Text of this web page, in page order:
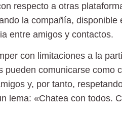
respecto a otras
la compañía,
entre amigos y contactos.
con limitaciones a la
pueden comunicarse como
y, por tanto,
lema: «Chatea con todos.